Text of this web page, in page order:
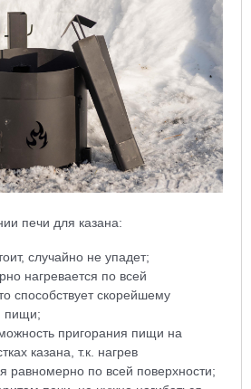
печи для казана:
случайно не упадет;
нагревается по всей
способствует скорейшему
пищи;
пригорания пищи на
казана, т.к. нагрев
равномерно по всей поверхности;